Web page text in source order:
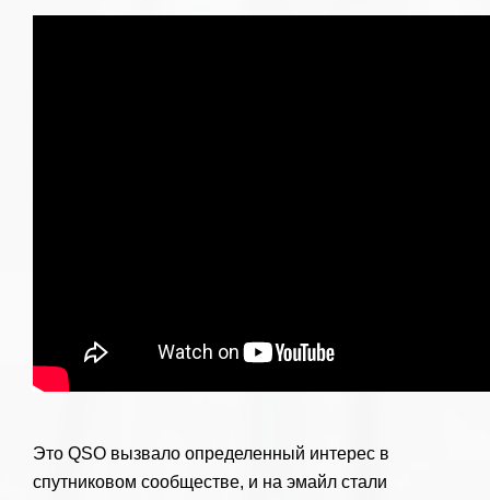
Это QSO вызвало определенный интерес в
спутниковом сообществе, и на эмайл стали